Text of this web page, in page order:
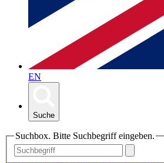
EN
Suche
Suchbox. Bitte Suchbegriff eingeben.